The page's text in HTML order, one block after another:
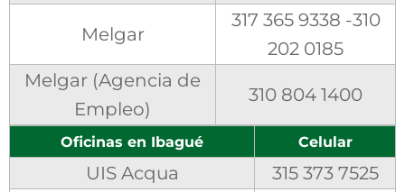
Melgar
317 365 9338 -310
202 0185
Melgar (Agencia de
Empleo)
310 804 1400
Oficinas en Ibagué Celular
UIS Acqua
315 373 7525